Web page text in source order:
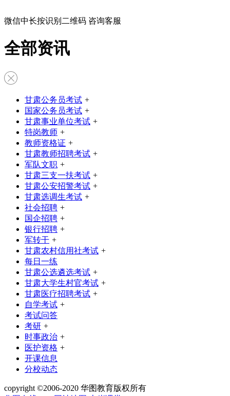
微信中长按识别二维码 咨询客服
全部资讯
甘肃公务员考试 +
国家公务员考试 +
甘肃事业单位考试 +
特岗教师 +
教师资格证 +
甘肃教师招聘考试 +
军队文职 +
甘肃三支一扶考试 +
甘肃公安招警考试 +
甘肃选调生考试 +
社会招聘 +
国企招聘 +
银行招聘 +
军转干 +
甘肃农村信用社考试 +
每日一练
甘肃公选遴选考试 +
甘肃大学生村官考试 +
甘肃医疗招聘考试 +
自学考试 +
考试问答
考研 +
时事政治 +
医护资格 +
开课信息
分校动态
copyright ©2006-2020 华图教育版权所有